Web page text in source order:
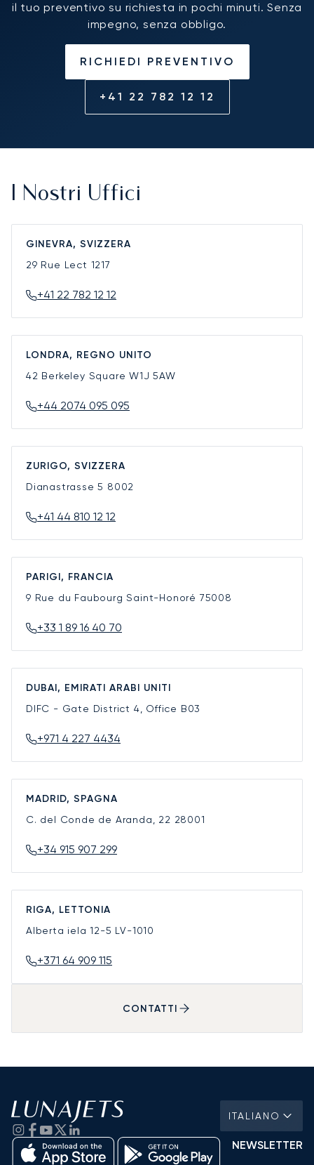
il tuo preventivo su richiesta in pochi minuti. Senza
impegno, senza obbligo.
RICHIEDI PREVENTIVO
+41 22 782 12 12
I Nostri Uffici
GINEVRA, SVIZZERA
29 Rue Lect 1217
+41 22 782 12 12
LONDRA, REGNO UNITO
42 Berkeley SquareW1J 5AW
+44 2074 095 095
ZURIGO, SVIZZERA
Dianastrasse 5 8002
+41 44 810 12 12
PARIGI, FRANCIA
9 Rue du Faubourg Saint-Honoré 75008
+33 1 89 16 40 70
DUBAI, EMIRATI ARABI UNITI
DIFC - Gate District 4, Office B03
+971 4 227 4434
MADRID, SPAGNA
C. del Conde de Aranda, 22 28001
+34 915 907 299
RIGA, LETTONIA
Alberta iela 12-5 LV-1010
+371 64 909 115
CONTATTI
ITALIANO
NEWSLETTER